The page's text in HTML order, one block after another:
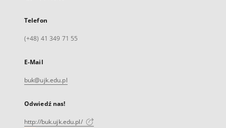
Telefon
(+48) 41 349 71 55
E-Mail
buk@ujk.edu.pl
Odwiedź nas!
http://buk.ujk.edu.pl/